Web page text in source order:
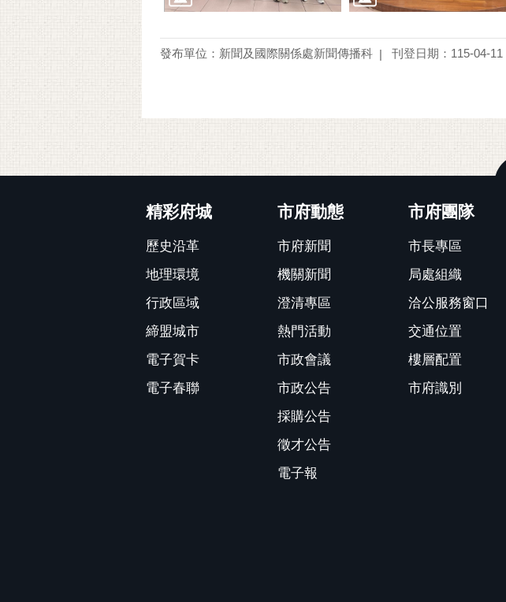
發布單位：新聞及國際關係處新聞傳播科 刊登日期：115-04-11
精彩府城
歷史沿革
地理環境
行政區域
締盟城市
電子賀卡
電子春聯
市府動態
市府新聞
機關新聞
澄清專區
熱門活動
市政會議
市政公告
採購公告
徵才公告
電子報
市府團隊
市長專區
局處組織
洽公服務窗口
交通位置
樓層配置
市府識別